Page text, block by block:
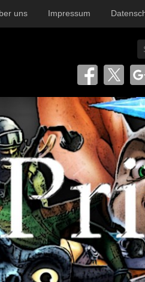
uns Impressum